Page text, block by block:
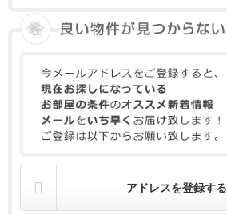
アドレスを登録する